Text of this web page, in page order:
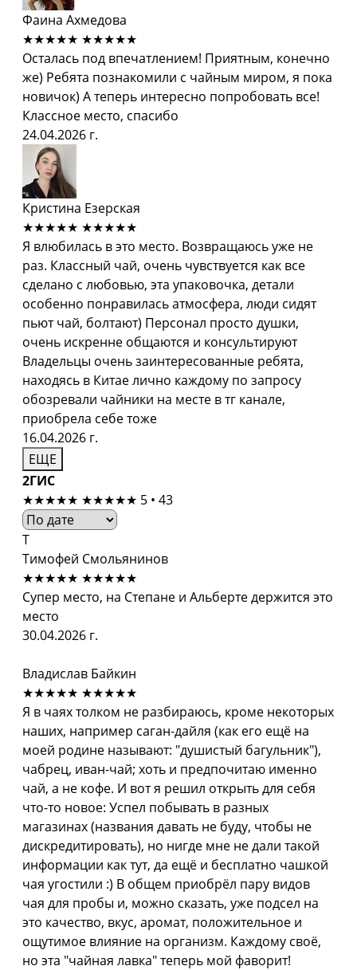
Фаина Ахмедова
★★★★★ ★★★★★
Осталась под впечатлением! Приятным, конечно
же) Ребята познакомили с чайным миром, я пока
новичок) А теперь интересно попробовать все!
Классное место, спасибо
24.04.2026 г.
Кристина Езерская
★★★★★ ★★★★★
Я влюбилась в это место. Возвращаюсь уже не
раз. Классный чай, очень чувствуется как все
сделано с любовью, эта упаковочка, детали
особенно понравилась атмосфера, люди сидят
пьют чай, болтают) Персонал просто душки,
очень искренне общаются и консультируют
Владельцы очень заинтересованные ребята,
находясь в Китае лично каждому по запросу
обозревали чайники на месте в тг канале,
приобрела себе тоже
16.04.2026 г.
ЕЩЕ
2ГИС
★★★★★ ★★★★★ 5 • 43
Т
Тимофей Смольянинов
★★★★★ ★★★★★
Супер место, на Степане и Альберте держится это
место
30.04.2026 г.
Владислав Байкин
★★★★★ ★★★★★
Я в чаях толком не разбираюсь, кроме некоторых
наших, например саган-дайля (как его ещё на
моей родине называют: "душистый багульник"),
чабрец, иван-чай; хоть и предпочитаю именно
чай, а не кофе. И вот я решил открыть для себя
что-то новое: Успел побывать в разных
магазинах (названия давать не буду, чтобы не
дискредитировать), но нигде мне не дали такой
информации как тут, да ещё и бесплатно чашкой
чая угостили :) В общем приобрёл пару видов
чая для пробы и, можно сказать, уже подсел на
это качество, вкус, аромат, положительное и
ощутимое влияние на организм. Каждому своё,
но эта "чайная лавка" теперь мой фаворит!